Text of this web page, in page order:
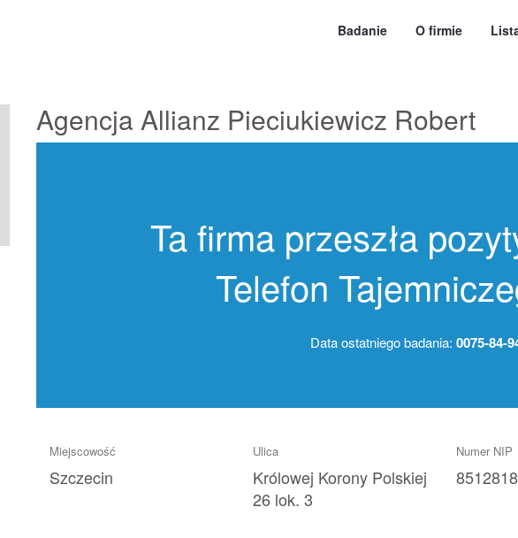
Badanie O firmie
Agencja Allianz Pieciukiewicz Robert
Ta firma przeszła
Telefon
Data ostatniego badania: 0075-84-
Miejscowość
Szczecin
Ulica
Królowej Korony Polskiej
26 lok. 3
Numer NIP